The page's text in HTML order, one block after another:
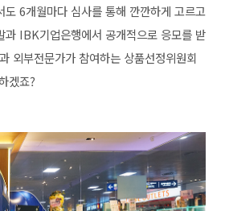
도 6개월마다 심사를 통해 깐깐하게 고르고
과 IBK기업은행에서 공개적으로 응모를 받
외부전문가가 참여하는 상품선정위원회
겠죠?